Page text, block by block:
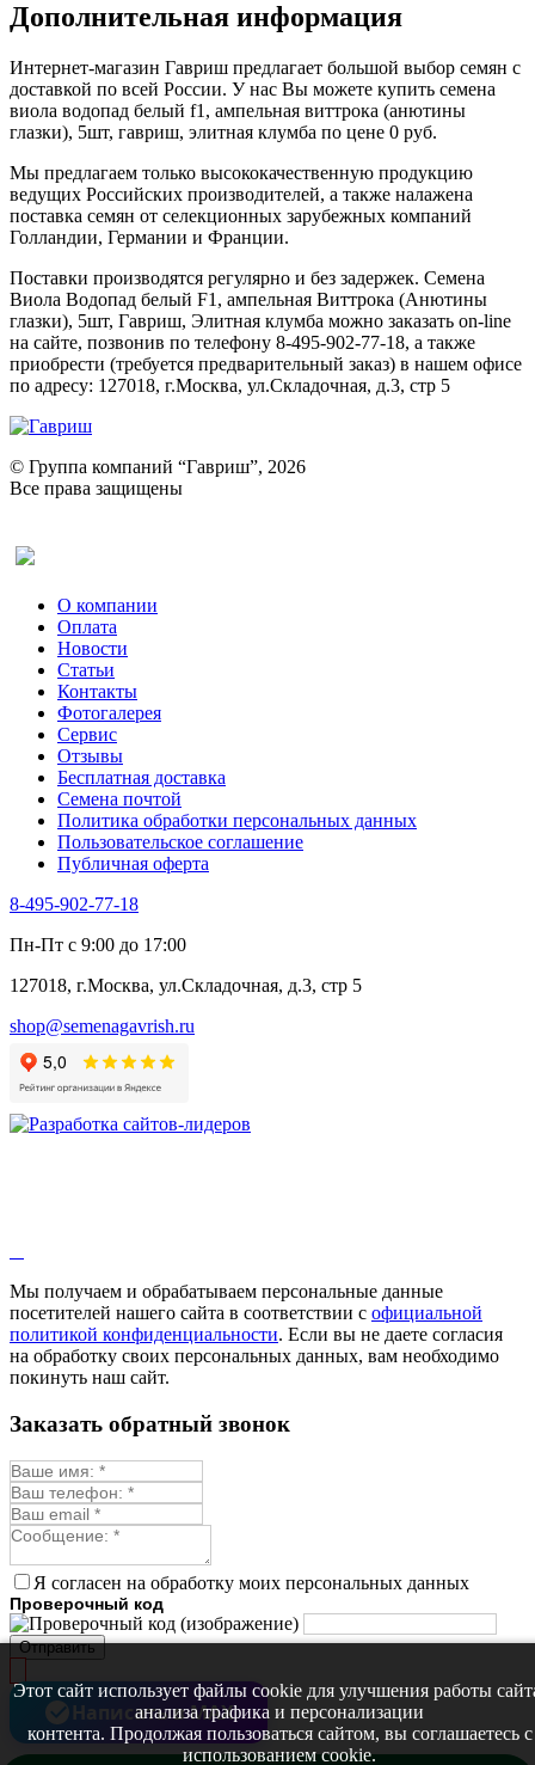
Дополнительная информация
Интернет-магазин Гавриш предлагает большой выбор семян с
доставкой по всей России. У нас Вы можете купить семена
виола водопад белый f1, ампельная виттрока (анютины
глазки), 5шт, гавриш, элитная клумба по цене 0 руб.
Мы предлагаем только высококачественную продукцию
ведущих Российских производителей, а также налажена
поставка семян от селекционных зарубежных компаний
Голландии, Германии и Франции.
Поставки производятся регулярно и без задержек. Семена
Виола Водопад белый F1, ампельная Виттрока (Анютины
глазки), 5шт, Гавриш, Элитная клумба можно заказать on-line
на сайте, позвонив по телефону 8-495-902-77-18, а также
приобрести (требуется предварительный заказ) в нашем офисе
по адресу: 127018, г.Москва, ул.Складочная, д.3, стр 5
© Группа компаний “Гавриш”, 2026
Все права защищены
О компании
Оплата
Новости
Статьи
Контакты
Фотогалерея​
Сервис
Отзывы
Бесплатная доставка
Семена почтой
Политика обработки персональных данных
Пользовательское соглашение
Публичная оферта
8-495-902-77-18
Пн-Пт с 9:00 до 17:00
127018, г.Москва, ул.Складочная, д.3, стр 5
shop@semenagavrish.ru
Мы получаем и обрабатываем персональные данные
посетителей нашего сайта в соответствии с официальной
политикой конфиденциальности. Если вы не даете согласия
на обработку своих персональных данных, вам необходимо
покинуть наш сайт.
Этот сайт использует файлы cookie для улучшения работы
анализа трафика и персонализации
контента. Продолжая пользоваться сайтом, вы соглашаетесь с
использованием cookie.
Заказать обратный звонок
Я согласен на обработку моих персональных данных
Проверочный код
Отправить
Написать в MAX